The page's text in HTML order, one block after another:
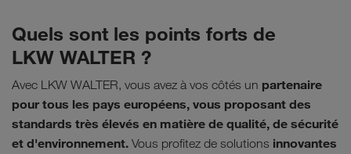
Quels sont les points forts de
LKW WALTER ?
Avec LKW WALTER, vous avez à vos côtés un partenaire
pour tous les pays européens, vous proposant des
standards très élevés en matière de qualité, de sécurité
et d'environnement. Vous profitez de solutions innovantes